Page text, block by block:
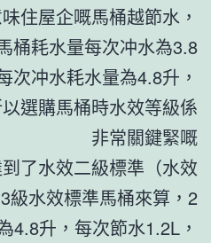
住屋企嘅馬桶越節水，
桶耗水量每次冲水為3.8
次冲水耗水量為4.8升，
選購馬桶時水效等級係
非常關鍵緊嘅
了水效二級標準（水效
級水效標準馬桶來算，2
4.8升，每次節水1.2L，